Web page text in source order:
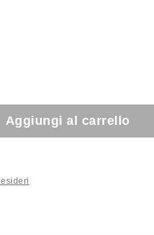
Aggiungi al carrello